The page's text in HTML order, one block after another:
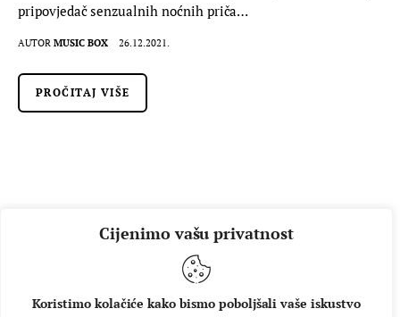
Cijenimo vašu privatnost
Koristimo kolačiće kako bismo poboljšali vaše iskustvo
pripovjedač senzualnih noćnih priča…
AUTOR MUSIC BOX 26.12.2021.
PROČITAJ VIŠE